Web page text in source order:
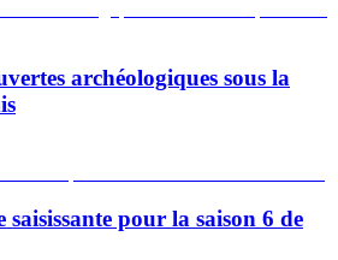
archéologiques sous la
saisissante pour la saison 6 de